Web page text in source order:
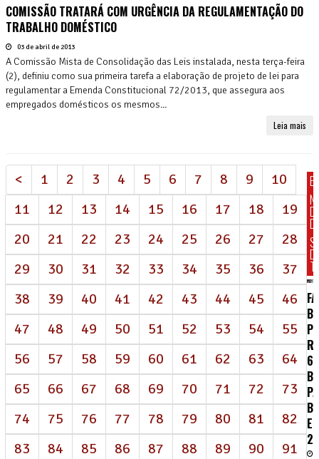
COMISSÃO TRATARÁ COM URGÊNCIA DA REGULAMENTAÇÃO DO
TRABALHO DOMÉSTICO
03 de abril de 2013
A Comissão Mista de Consolidação das Leis instalada, nesta terça-feira
(2), definiu como sua primeira tarefa a elaboração de projeto de lei para
regulamentar a Emenda Constitucional 72/2013, que assegura aos
empregados domésticos os mesmos...
Leia mais
< 1 2 3 4 5 6 7 8 9
10
11
12 13 14 15 16 17 18
19
20
21 22 23 24 25 26 27
28
29
30 31 32 33 34 35 36
37
38
39 40 41 42 43 44 45
46
47
48 49 50 51 52 53 54
55
56
57 58 59 60 61 62 63
64
65
66 67 68 69 70 71 72
73
74
75 76 77 78 79 80 81
82
83
84 85 86 87 88 89 90
91